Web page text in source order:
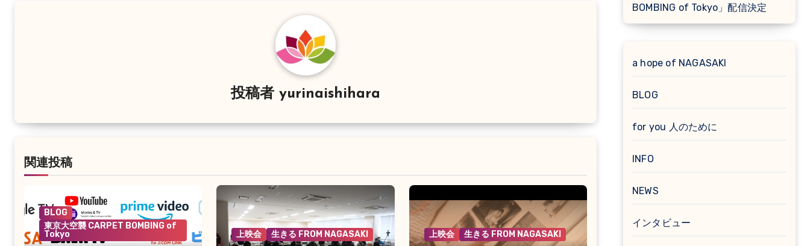
投稿者 yurinaishihara
関連投稿
BLOG
東京大空襲 CARPET BOMBING of
Tokyo
上映会 生きる FROM NAGASAKI 上映会 生きる FROM NAGASAKI
BOMBING of Tokyo」配信決定
a hope of NAGASAKI
BLOG
for you 人のために
INFO
NEWS
インタビュー